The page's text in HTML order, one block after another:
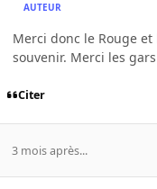
AUTEUR
Merci donc le Rouge
souvenir. Merci les
Citer
3 mois après...